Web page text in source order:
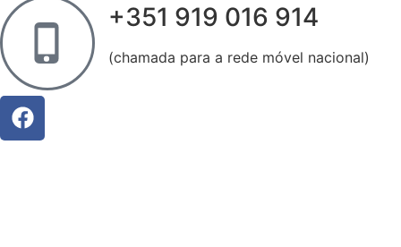
+351 919 016 914
(chamada para a rede móvel nacional)